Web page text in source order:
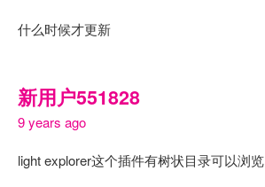
什么时候才更新
新用户551828
9 years ago
light explorer这个插件有树状目录可以浏览